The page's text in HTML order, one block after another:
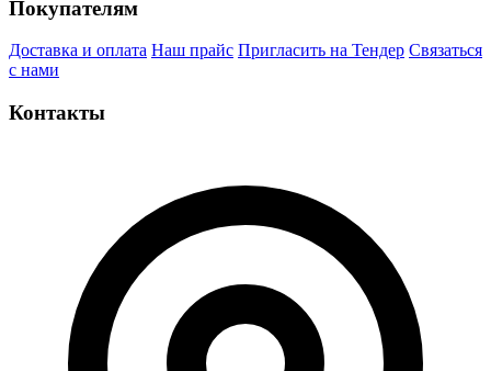
Покупателям
Доставка и оплата Наш прайс Пригласить на Тендер Связаться
с нами
Контакты